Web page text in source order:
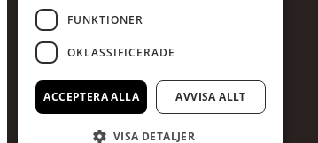
FUNKTIONER
OKLASSIFICERADE
ACCEPTERA ALLA AVVISA ALLT
VISA DETALJER